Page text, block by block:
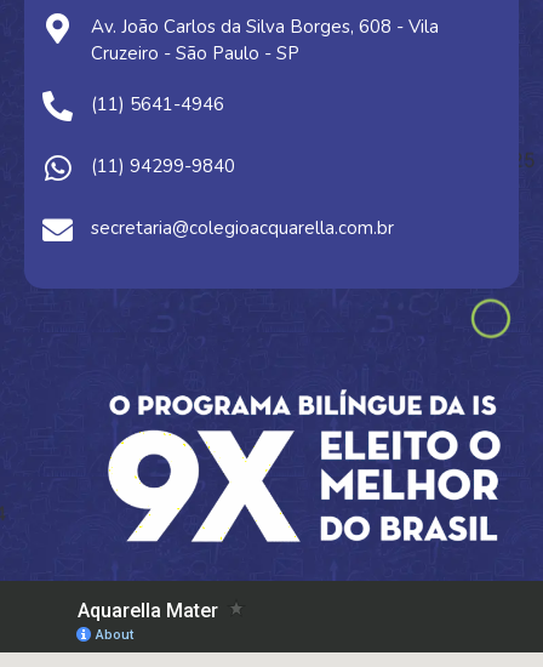
Av. João Carlos da Silva Borges, 608 - Vila
Cruzeiro - São Paulo - SP
(11) 5641-4946
(11) 94299-9840
secretaria@colegioacquarella.com.br